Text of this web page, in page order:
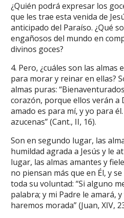
¿Quién podrá expresar los
que les trae esta venida de
anticipado del Paraíso. ¿Qué
engañosos del mundo en
divinos goces?
4. Pero, ¿cuáles son las almas
para morar y reinar en ellas?
almas puras:
corazón, porque ellos verán a
amado es para mí, y yo para
azucenas” (Cant., II, 16).
Son en segundo lugar, las
humildad agrada a Jesús y le
lugar, las almas amantes y
no piensan más que en Él, y
toda su voluntad: “Si alguno
palabra; y mi Padre le amará,
haremos morada” (Juan, XIV,